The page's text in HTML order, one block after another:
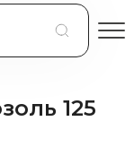
125